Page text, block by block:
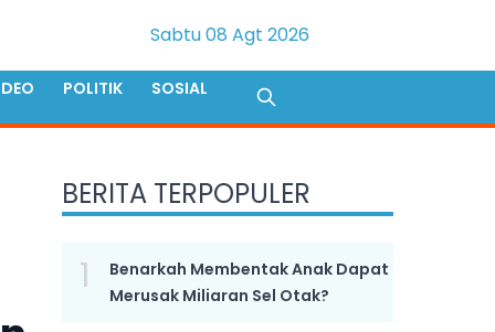
Sabtu 08 Agt 2026
POLITIK SOSIAL
BERITA TERPOPULER
1
Benarkah Membentak Anak Dapat
Merusak Miliaran Sel Otak?